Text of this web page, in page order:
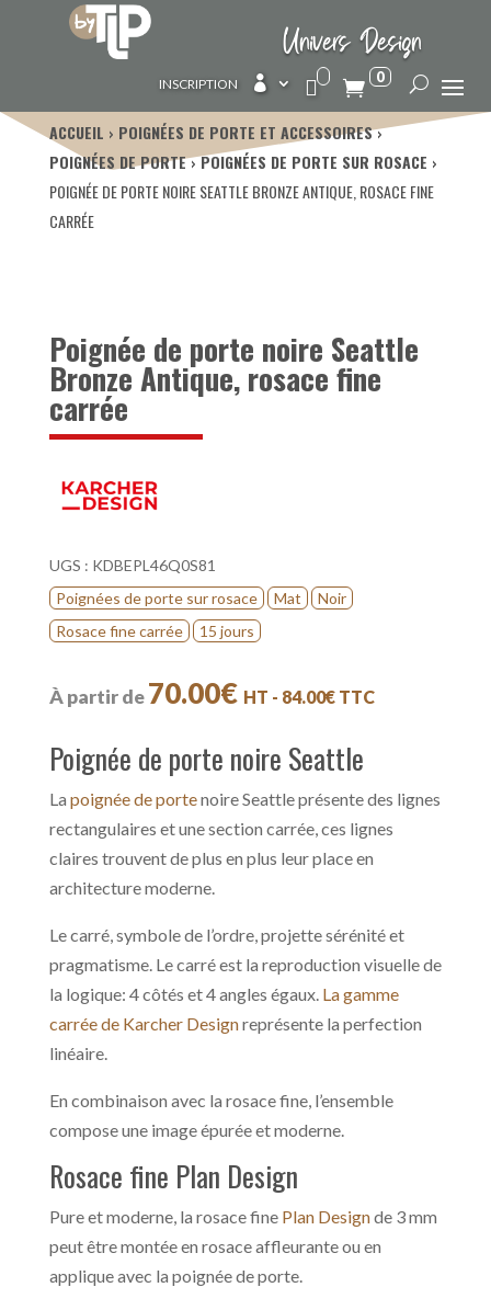
Univers Design
INSCRIPTION  0
ACCUEIL
POIGNÉES DE PORTE ET ACCESSOIRES
POIGNÉES DE PORTE
POIGNÉES DE PORTE SUR ROSACE
POIGNÉE DE PORTE NOIRE SEATTLE BRONZE ANTIQUE, ROSACE FINE
CARRÉE
Poignée de porte noire Seattle
Bronze Antique, rosace fine
carrée
UGS : KDBEPL46Q0S81
Poignées de porte sur rosace
Mat
Noir
Rosace fine carrée
15 jours
À partir de70.00€ HT - 84.00€TTC
Poignée de porte noire Seattle
La poignée de portenoire Seattle présente des lignes
rectangulaires et une section carrée, ces lignes
claires trouvent de plus en plus leur place en
architecture moderne.
Le carré, symbole de l’ordre, projette sérénité et
pragmatisme. Le carré est la reproduction visuelle de
la logique: 4 côtés et 4 angles égaux. La gamme
carrée de Karcher Designreprésente la perfection
linéaire.
En combinaison avec la rosace fine, l’ensemble
compose une image épurée et moderne.
Rosace fine Plan Design
Pure et moderne, la rosace fine Plan Designde 3 mm
peut être montée en rosace affleurante ou en
applique avec la poignée de porte.